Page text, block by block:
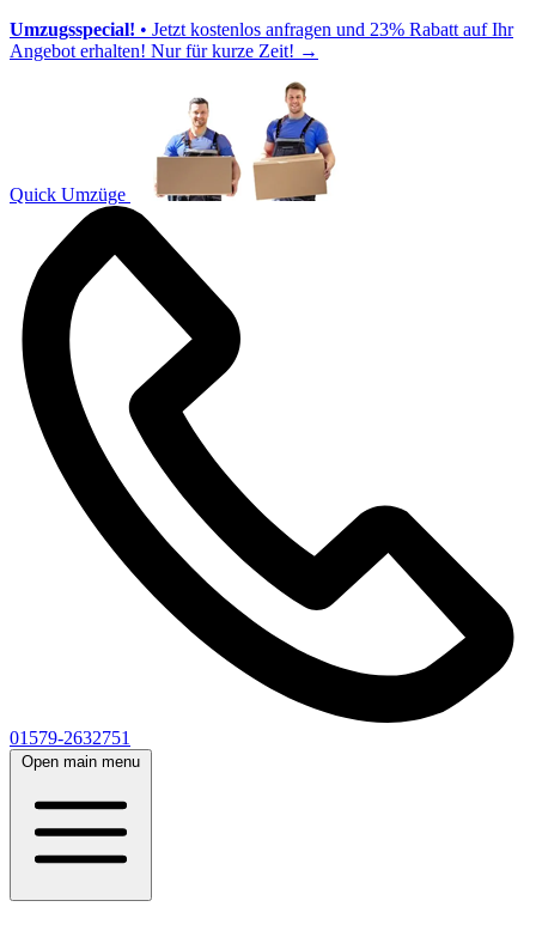
Umzugsspecial! • Jetzt kostenlos anfragen und 23% Rabatt auf Ihr
Angebot erhalten! Nur für kurze Zeit! →
Quick Umzüge
01579-2632751
Open main menu